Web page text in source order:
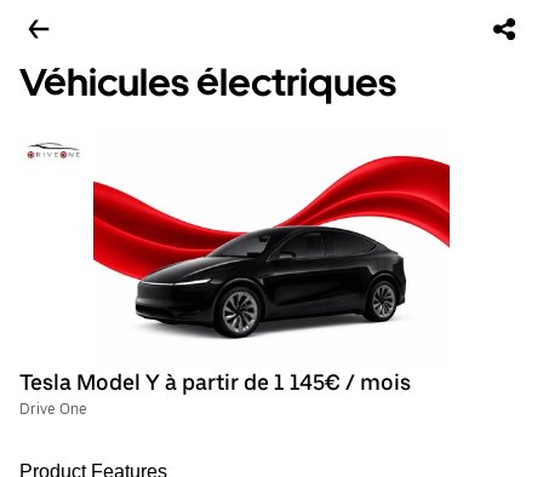
Véhicules électriques
Tesla Model Y à partir de 1 145€ / mois
Drive One
Product Features